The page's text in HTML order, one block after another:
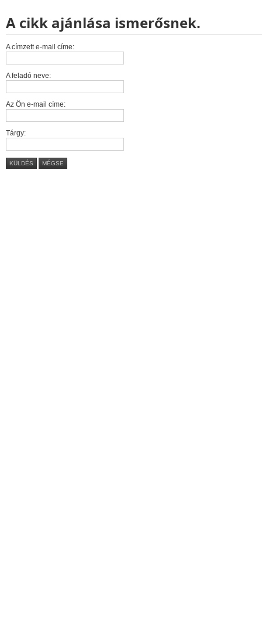
A cikk ajánlása ismerősnek.
A címzett e-mail címe:
A feladó neve:
Az Ön e-mail címe:
Tárgy:
KÜLDÉS MÉGSE